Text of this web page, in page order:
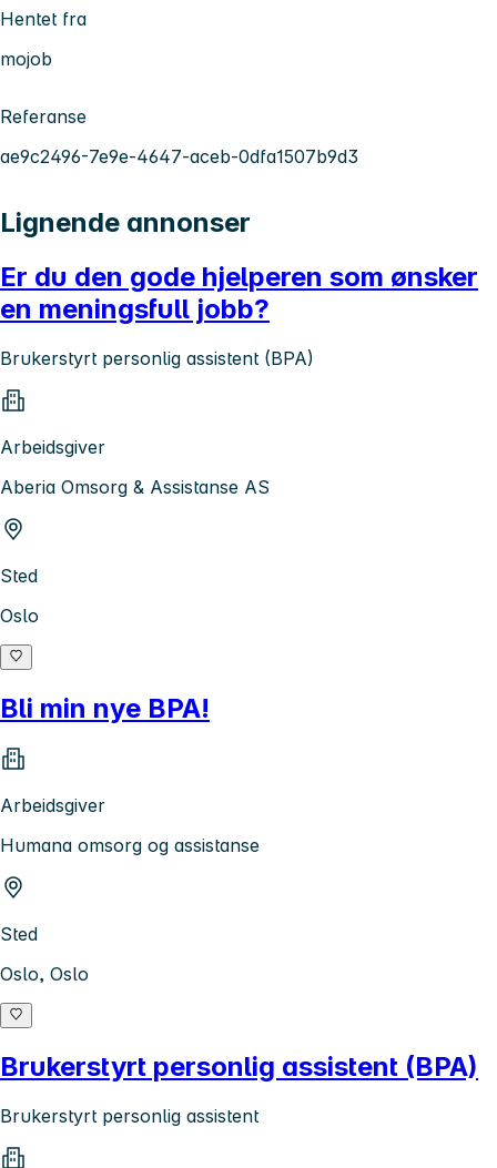
Hentet fra
mojob
Referanse
ae9c2496-7e9e-4647-aceb-0dfa1507b9d3
Lignende annonser
Er du den gode hjelperen som ønsker
en meningsfull jobb?
Brukerstyrt personlig assistent (BPA)
Arbeidsgiver
Aberia Omsorg & Assistanse AS
Sted
Oslo
Bli min nye BPA!
Arbeidsgiver
Humana omsorg og assistanse
Sted
Oslo, Oslo
Brukerstyrt personlig assistent (BPA)
Brukerstyrt personlig assistent